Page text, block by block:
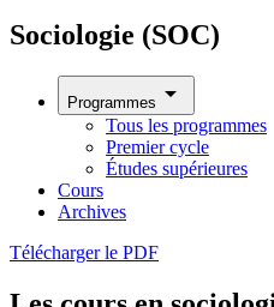
Sociologie (SOC)
Programmes arrow_drop_down
Tous les programmes
Premier cycle
Études supérieures
Cours
Archives
Télécharger le PDF